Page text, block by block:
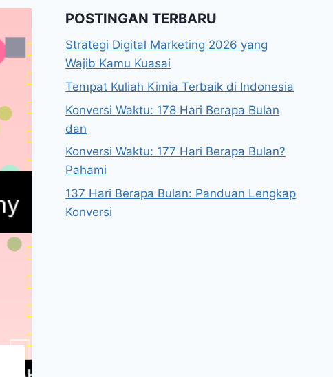
POSTINGAN TERBARU
Strategi Digital Marketing 2026 yang
Wajib Kamu Kuasai
Tempat Kuliah Kimia Terbaik di Indonesia
Konversi Waktu: 178 Hari Berapa Bulan
dan
Konversi Waktu: 177 Hari Berapa Bulan?
Pahami
137 Hari Berapa Bulan: Panduan Lengkap
Konversi